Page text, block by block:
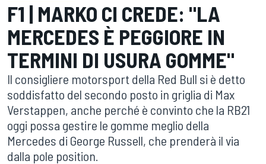
F1 | MARKO CI CREDE: "LA
MERCEDES È PEGGIORE IN
TERMINI DI USURA GOMME"
Il consigliere motorsport della Red Bull si è detto
soddisfatto del secondo posto in griglia di Max
Verstappen, anche perché è convinto che la RB21
oggi possa gestire le gomme meglio della
Mercedes di George Russell, che prenderà il via
dalla pole position.